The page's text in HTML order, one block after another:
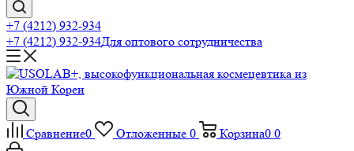
+7 (4212) 932-934
+7 (4212) 932-934Для оптового сотрудничества
Сравнение0 Отложенные 0 Корзина0 0